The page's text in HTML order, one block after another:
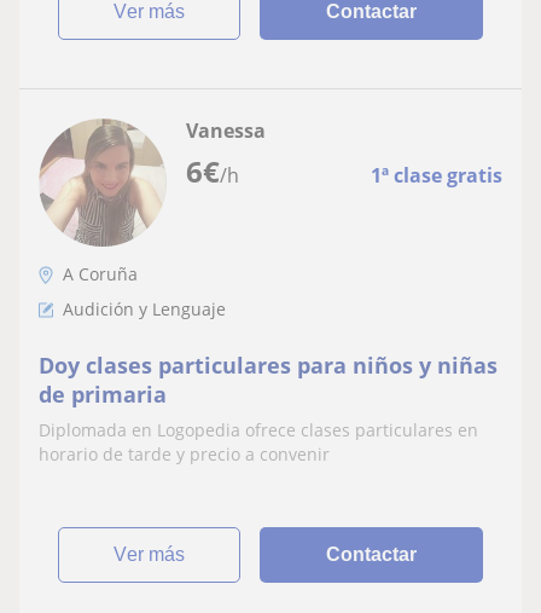
ver más Contactar
6€/h 1ª clase gratis
Vanessa
A Coruña
Audición y Lenguaje
Doy clases particulares para niños y niñas
de primaria
Diplomada en Logopedia ofrece clases particulares en
horario de tarde y precio a convenir
ver más Contactar